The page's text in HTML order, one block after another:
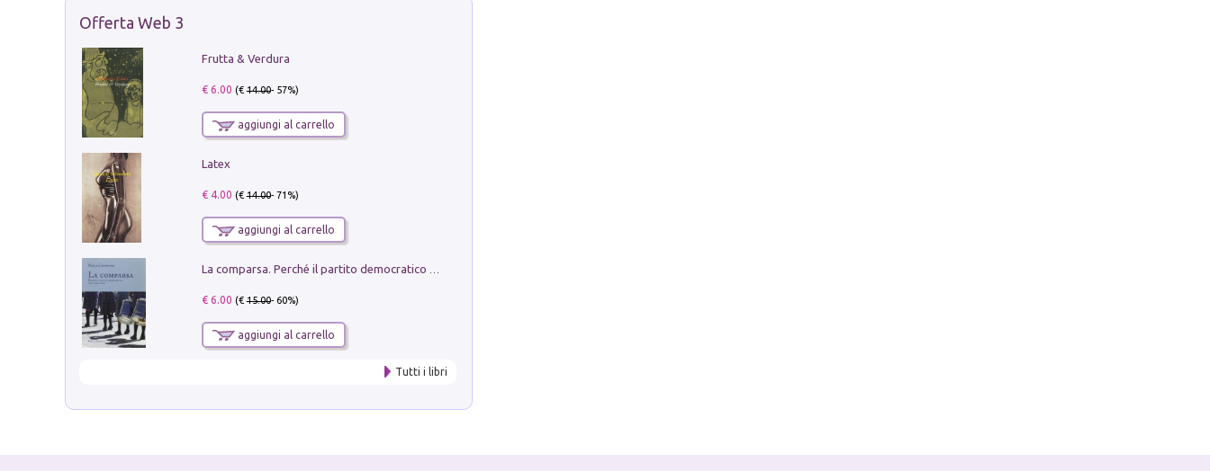
Offerta Web 3
Frutta & Verdura
€ 6.00 (€14.00- 57%)
aggiungi al carrello
Latex
€ 4.00 (€14.00- 71%)
aggiungi al carrello
€ 6.00 (€15.00- 60%)
aggiungi al carrello
Tutti i libri